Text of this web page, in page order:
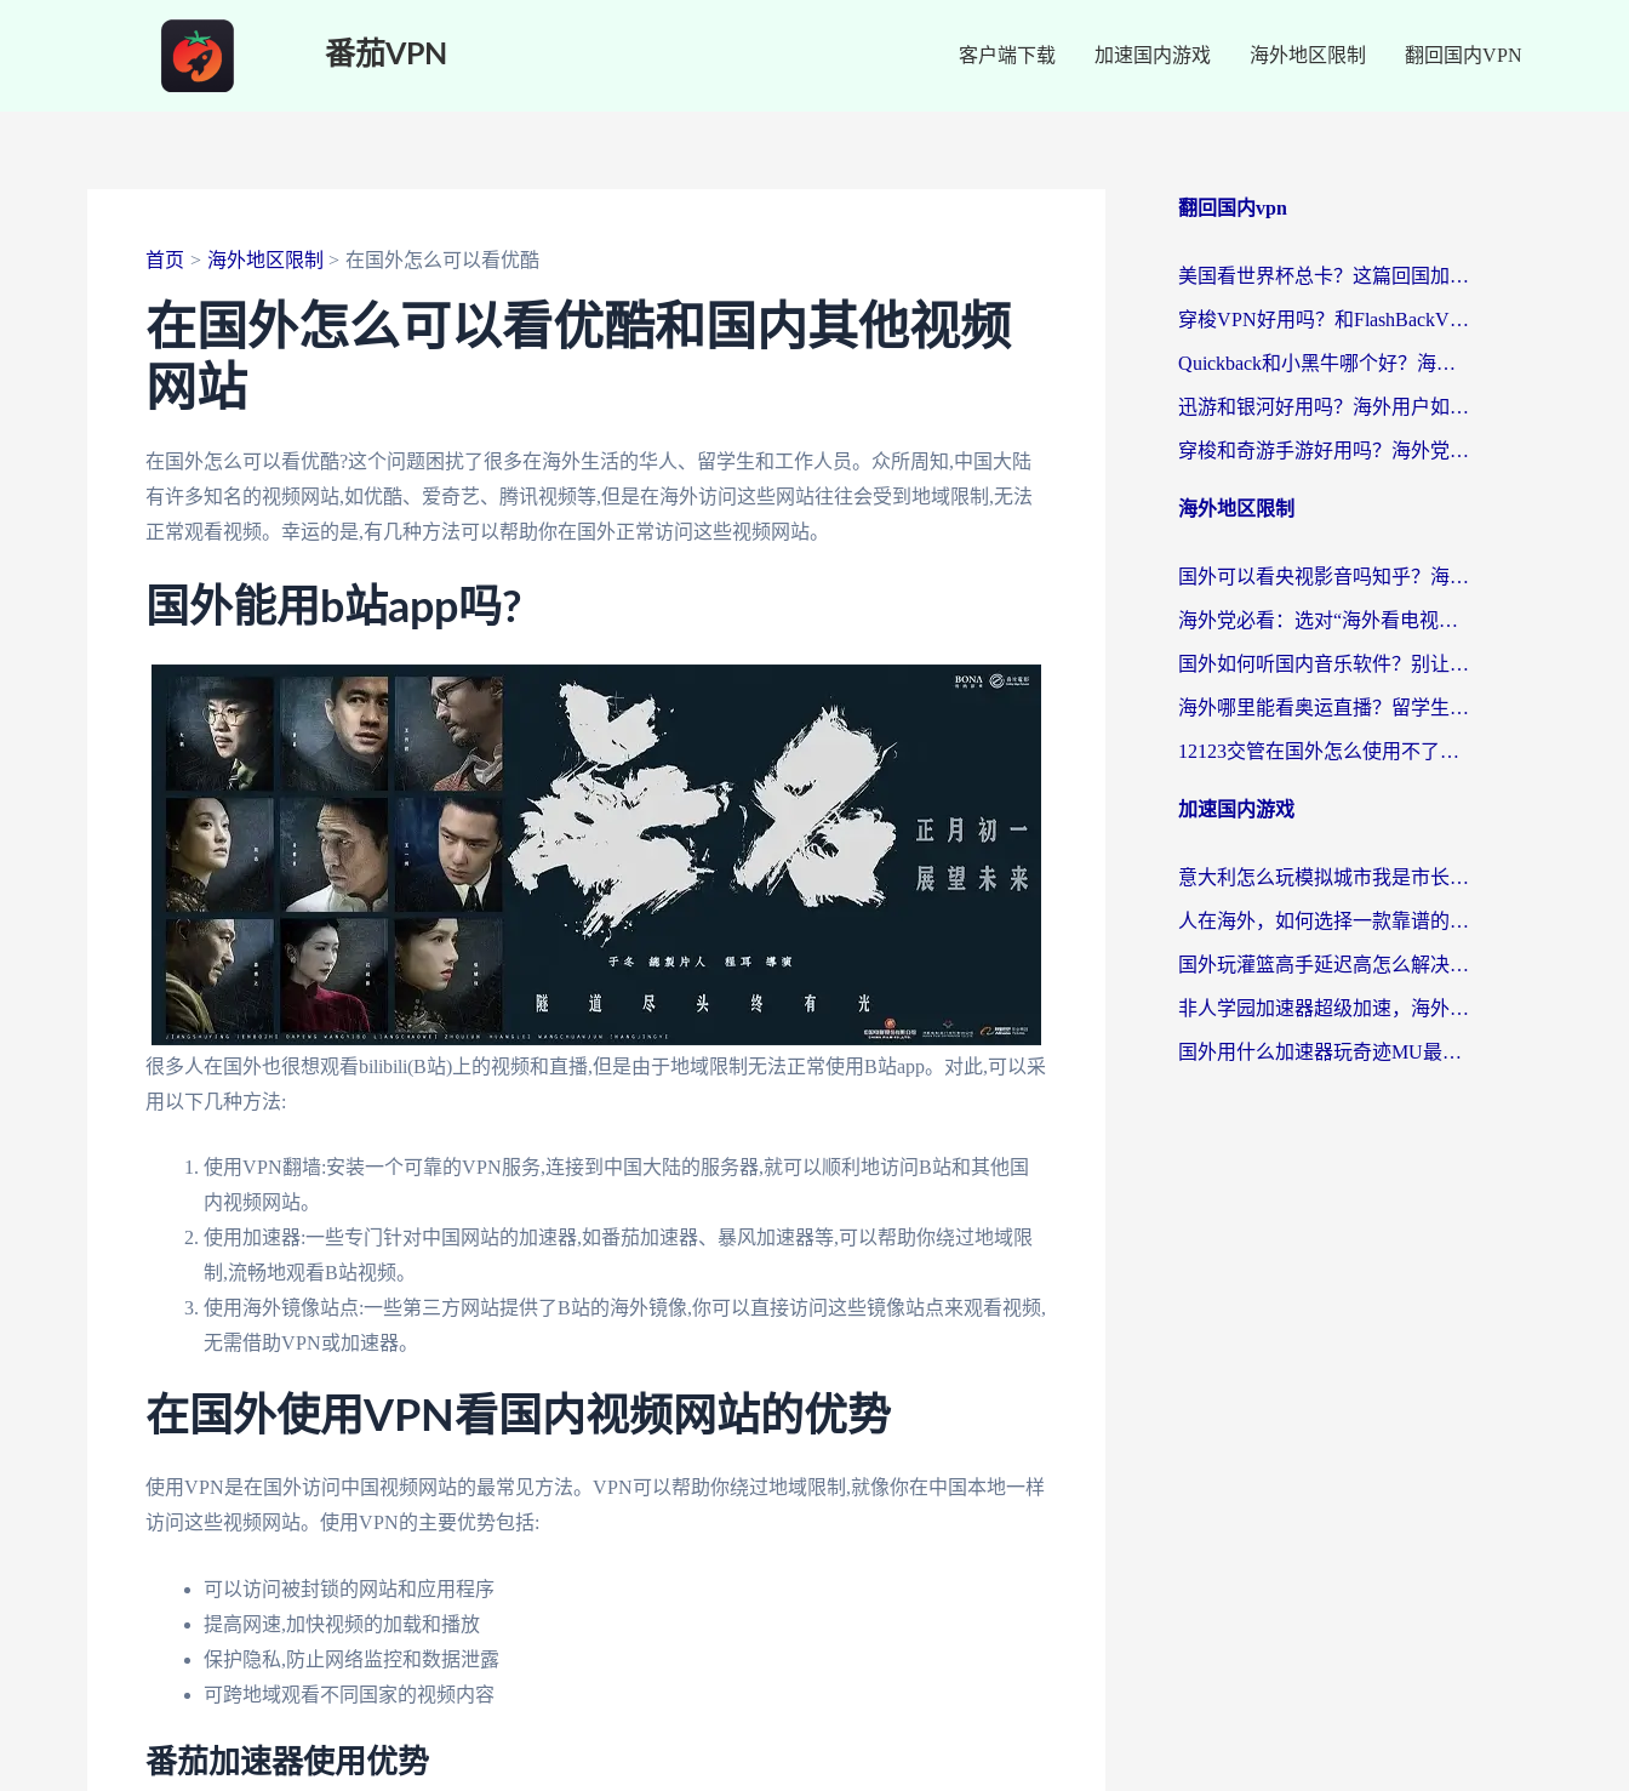
番茄VPN 客户端下载 加速国内游戏 海外地区限制 翻回国内VPN
首页 海外地区限制 在国外怎么可以看优酷
在国外怎么可以看优酷和国内其他视频
网站
在国外怎么可以看优酷?这个问题困扰了很多在海外生活的华人、留学生和工作人员。众所周知,中国大陆
有许多知名的视频网站,如优酷、爱奇艺、腾讯视频等,但是在海外访问这些网站往往会受到地域限制,无法
正常观看视频。幸运的是,有几种方法可以帮助你在国外正常访问这些视频网站。
国外能用b站app吗?
很多人在国外也很想观看bilibili(B站)上的视频和直播,但是由于地域限制无法正常使用B站app。对此,可以采
用以下几种方法:
使用VPN翻墙:安装一个可靠的VPN服务,连接到中国大陆的服务器,就可以顺利地访问B站和其他国
内视频网站。
使用加速器:一些专门针对中国网站的加速器,如番茄加速器、暴风加速器等,可以帮助你绕过地域限
制,流畅地观看B站视频。
使用海外镜像站点:一些第三方网站提供了B站的海外镜像,你可以直接访问这些镜像站点来观看视频,
无需借助VPN或加速器。
在国外使用VPN看国内视频网站的优势
使用VPN是在国外访问中国视频网站的最常见方法。VPN可以帮助你绕过地域限制,就像你在中国本地一样
访问这些视频网站。使用VPN的主要优势包括:
可以访问被封锁的网站和应用程序
提高网速,加快视频的加载和播放
保护隐私,防止网络监控和数据泄露
可跨地域观看不同国家的视频内容
番茄加速器使用优势
翻回国内vpn
美国看世界杯总卡？这篇回国加速器指南帮你无缝刷国内资源（附苹果手机VPN设置步骤）
穿梭VPN好用吗？和FlashBackVPN对比哪个回国效果更好？
Quickback和小黑牛哪个好？海外党亲测指南，选对回国加速器秒回国内
迅游和银河好用吗？海外用户如何选择回国加速器实现无缝访问国内资源
穿梭和奇游手游好用吗？海外党亲测3款回国加速器，附蜜蜂加速器七天试用攻略
海外地区限制
国外可以看央视影音吗知乎？海外党亲测有效的回国加速方案
海外党必看：选对“海外看电视剧软件”，再也不用愁国内剧刷不了
国外如何听国内音乐软件？别让地域限制，断了你的中文歌单
海外哪里能看奥运直播？留学生&海外华人必看的体育赛事观赛终极指南
12123交管在国外怎么使用不了？海外华人必看的无缝访问国内资源指南
加速国内游戏
意大利怎么玩模拟城市我是市长？海外党国服游戏加速终极攻略（附三国3量子特攻解决办法）
人在海外，如何选择一款靠谱的玩剑灵2加速器？
国外玩灌篮高手延迟高怎么解决？海外玩家国服游戏加速终极指南
非人学园加速器超级加速，海外玩家重返国服的通行证
国外用什么加速器玩奇迹MU最好？2026海外玩家国服游戏加速全攻略